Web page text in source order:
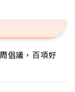
倡議，百項好